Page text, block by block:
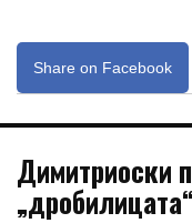
Share on Facebook
Димитриоски